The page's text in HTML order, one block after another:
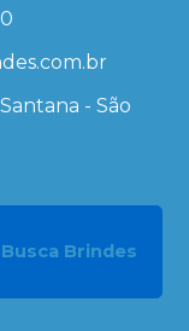
- São
Brindes